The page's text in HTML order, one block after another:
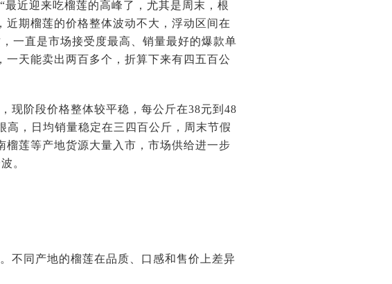
近迎来吃榴莲的高峰了，尤其是周末，根
期榴莲的价格整体波动不大，浮动区间在
一直是市场接受度最高、销量最好的爆款单
天能卖出两百多个，折算下来有四五百公
现阶段价格整体较平稳，每公斤在38元到48
高，日均销量稳定在三四百公斤，周末节假
榴莲等产地货源大量入市，市场供给进一步
。
不同产地的榴莲在品质、口感和售价上差异